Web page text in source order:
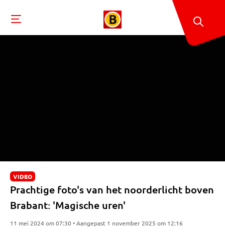
VIDEO
Prachtige foto's van het noorderlicht boven
Brabant: 'Magische uren'
11 mei 2024 om 07:30 • Aangepast 1 november 2025 om 12:16